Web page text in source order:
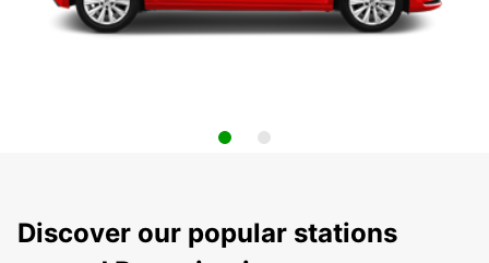
Discover our popular stations